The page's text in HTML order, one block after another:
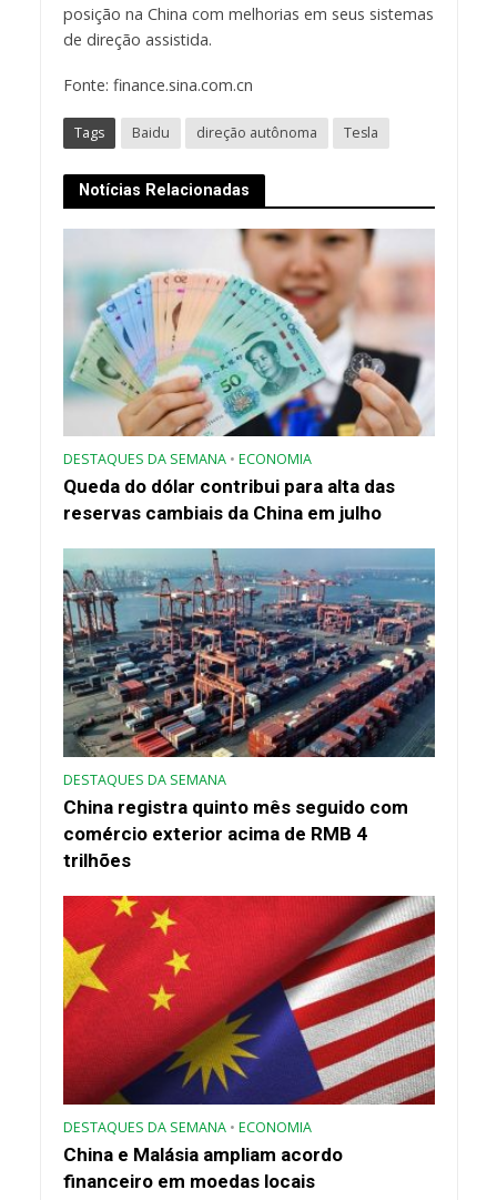
posição na China com melhorias em seus sistemas
de direção assistida.
Fonte: finance.sina.com.cn
Tags Baidu direção autônoma Tesla
Notícias Relacionadas
DESTAQUES DA SEMANA • ECONOMIA
Queda do dólar contribui para alta das
reservas cambiais da China em julho
DESTAQUES DA SEMANA
China registra quinto mês seguido com
comércio exterior acima de RMB 4
trilhões
DESTAQUES DA SEMANA • ECONOMIA
China e Malásia ampliam acordo
financeiro em moedas locais